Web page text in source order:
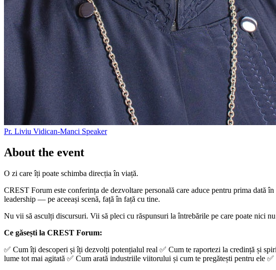
Pr. Liviu Vidican-Manci Speaker
About the event
O zi care îți poate schimba direcția în viață.
CREST Forum este conferința de dezvoltare personală care aduce pentru prima
leadership — pe aceeași scenă, față în față cu tine.
Nu vii să asculți discursuri. Vii să pleci cu răspunsuri la întrebările pe care poate nici
Ce găsești la CREST Forum:
✅ Cum îți descoperi și îți dezvolți potențialul real ✅ Cum te raportezi la credință și
lume tot mai agitată ✅ Cum arată industriile viitorului și cum te pregătești pentru ele